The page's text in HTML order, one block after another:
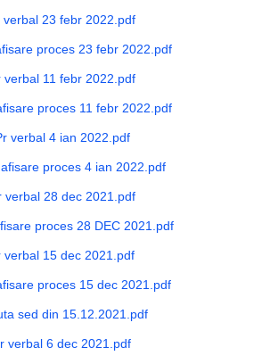
verbal 23 febr 2022.pdf
proces 23 febr 2022.pdf
verbal 11 febr 2022.pdf
proces 11 febr 2022.pdf
verbal 4 ian 2022.pdf
proces 4 ian 2022.pdf
verbal 28 dec 2021.pdf
proces 28 DEC 2021.pdf
verbal 15 dec 2021.pdf
proces 15 dec 2021.pdf
sed din 15.12.2021.pdf
verbal 6 dec 2021.pdf